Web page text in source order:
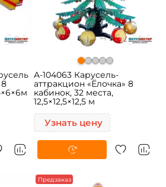
A-104063 Карусель-
аттракцион «Ёлочка» 8
кабинок, 32 места,
12,5×12,5×12,5 м
Узнать цену
Предзаказ